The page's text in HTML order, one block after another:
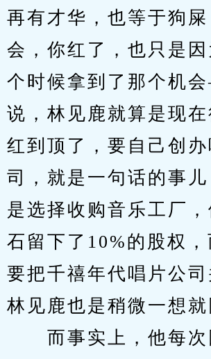
再有才华，也等于狗
会，你红了，也只是
个时候拿到了那个机
说，林见鹿就算是现在
红到顶了，要自己创办
司，就是一句话的事
是选择收购音乐工厂
石留下了10%的股权
要把千禧年代唱片公司
林见鹿也是稍微一想就
而事实上，他每次